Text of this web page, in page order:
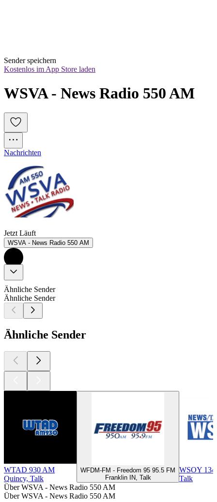
Sender speichern
Kostenlos im App Store laden
WSVA - News Radio 550 AM
Nachrichten
Jetzt Läuft
WSVA - News Radio 550 AM
Ähnliche Sender
Ähnliche Sender
Ähnliche Sender
WTAD 930 AM
Quincy, Talk
WFDM-FM - Freedom 95 95.5 FM
Franklin IN, Talk
WSOY
Talk
Über WSVA - News Radio 550 AM
Über WSVA - News Radio 550 AM